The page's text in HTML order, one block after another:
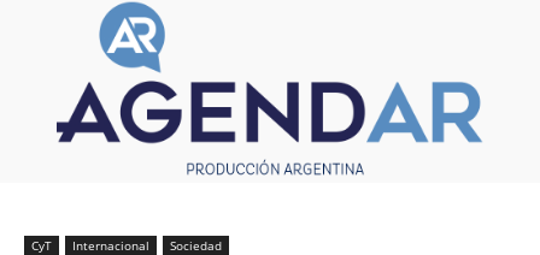
CyT Internacional Sociedad